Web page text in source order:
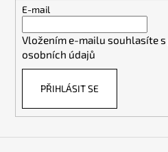
E-mail
Vložením e-mailu souhlasíte s
osobních údajů
PŘIHLÁSIT SE